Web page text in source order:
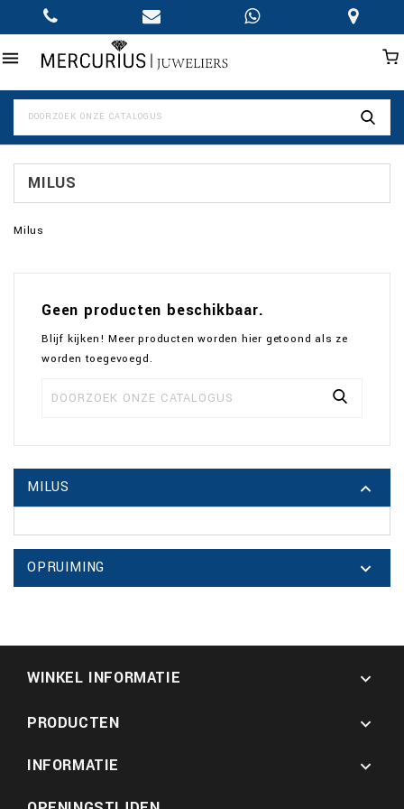

MILUS
Milus
Geen producten beschikbaar.
Blijf kijken! Meer producten worden hier getoond als ze
worden toegevoegd.
MILUS 
OPRUIMING 
WINKEL INFORMATIE 
PRODUCTEN

INFORMATIE
